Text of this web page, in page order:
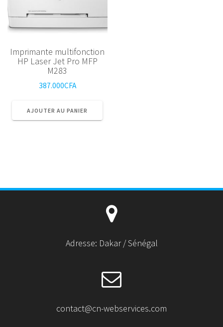
Imprimante multifonction
HP Laser Jet Pro MFP
M283
387.000CFA
AJOUTER AU PANIER
Adresse: Dakar / Sénégal
contact@cn-webservices.com